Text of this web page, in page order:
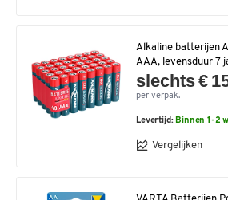
Alkaline batterijen
AAA, levensduur 7
slechts €
per verpak.
Levertijd: Binnen 1-2
Vergelijken